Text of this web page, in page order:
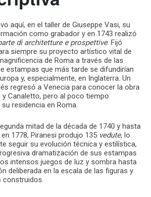
aquí, en el taller de Giuseppe Vasi, su
como grabador y en 1743 realizó
di architetture e prospettive. Fijó
siempre su proyecto artístico vital de
de Roma a través de las
estampas que más tarde se difundirían
y, especialmente, en Inglaterra. Un
regresó a Venecia para conocer la obra
y Canaletto, pero al poco tiempo
residencia en Roma.
mitad de la década de 1740 y hasta
1778, Piranesi produjo 135 vedute, lo
seguir su evolución técnica y estilística,
dramatización de sus estampas
intensos juegos de luz y sombra hasta
deliberada en la escala de las figuras y
construidos.